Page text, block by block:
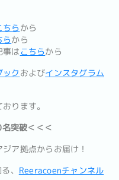
ちら から
らから
事はこちらから
ク およびインスタグラム
ります。
突破＜＜＜
ア拠点からお届け！
、 Reeracoenチャンネル